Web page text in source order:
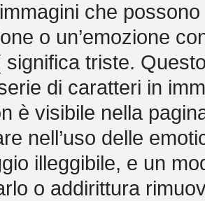
che
o un’emozione
significa triste.
di caratteri in
è visibile nella
nell’uso delle
illeggibile, e un
o addirittura